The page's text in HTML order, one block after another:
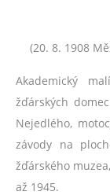
(20. 8. 1908
Akademický
žďárských
Nejedlého,
závody na
žďárského
až 1945.